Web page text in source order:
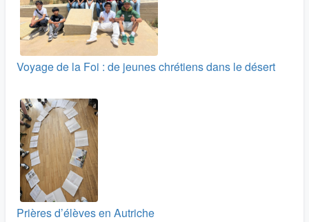
Voyage de la Foi : de jeunes chrétiens dans le désert
Prières d’élèves en Autriche